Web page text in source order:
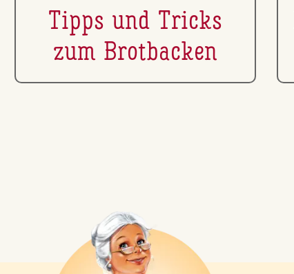
Tipps und Tricks
zum Brot­ba­cken